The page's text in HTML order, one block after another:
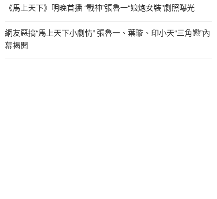
《馬上天下》明晚首播 “戰神”張魯一“娘炮女裝”劇照曝光
網友惡搞“馬上天下小劇情” 張魯一、葉璇、印小天“三角戀”內
幕揭開